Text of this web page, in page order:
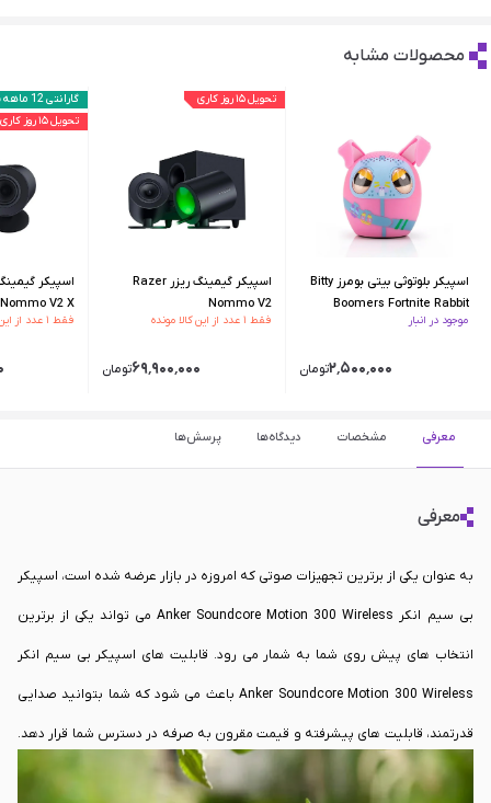
محصولات مشابه
اسپیکر بلوتوثی بیتی بومرز Bitty
Boomers Fortnite Rabbit
Raider
موجود در انبار
۲٬۵۰۰٬۰۰۰تومان
تحویل ۱۵ روز کاری
اسپیکر گیمینگ ریزر Razer
Nommo V2
فقط ۱ عدد از این کالا مونده
۶۹٬۹۰۰٬۰۰۰تومان
گارانتی 12 ماهه پانا
تحویل ۱۵ روز کاری
Nommo V2 X
فقط ۱ عدد از این کالا مونده
معرفی مشخصات دیدگاه‌ها پرسش‌ها
معرفی
به عنوان یکی از برترین تجهیزات صوتی که امروزه در بازار عرضه شده است، اسپیکر
بی سیم انکر Anker Soundcore Motion 300 Wireless می تواند یکی از برترین
انتخاب های پیش روی شما به شمار می رود. قابلیت های اسپیکر بی سیم انکر
Anker Soundcore Motion 300 Wireless باعث می شود که شما بتوانید صدایی
قدرتمند، قابلیت های پیشرفته و قیمت مقرون به صرفه در دسترس شما قرار دهد.
این محصول در بازه زمانی کوتاهی از زمان عرضه مورد توجه بسیاری از گیمرها را به